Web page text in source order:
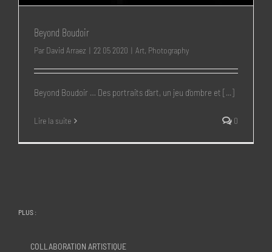
Beyond Boudoir
Par David Arraez | 22 05 2020 | Art, Photography
Beyond Boudoir … Des portraits d’art, un jeu d’ombre et [...]
Lire la suite 0
PLUS :
COLLABORATION ARTISTIQUE